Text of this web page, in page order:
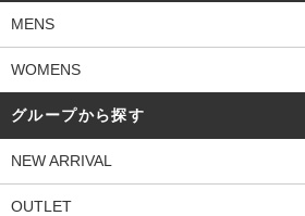
MENS
WOMENS
グループから探す
NEW ARRIVAL
OUTLET